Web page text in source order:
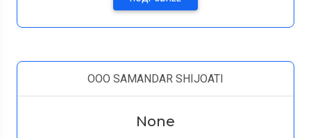
OOO SAMANDAR SHIJOATI
None